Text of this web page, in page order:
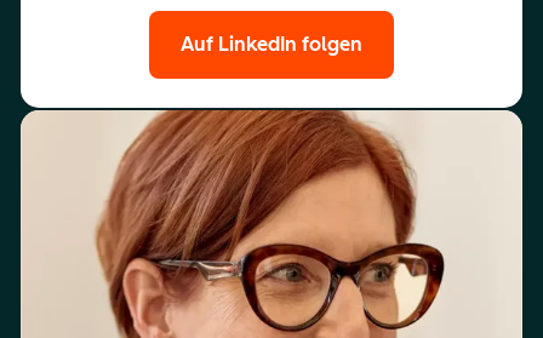
Auf LinkedIn folgen